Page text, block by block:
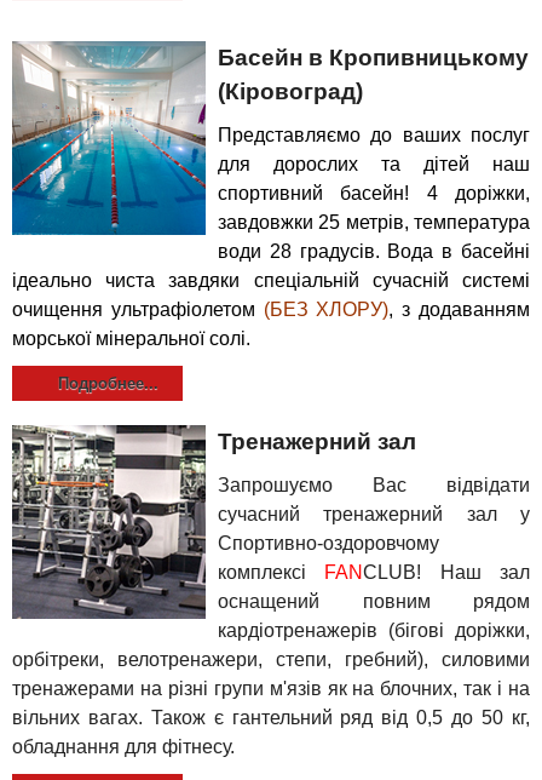
Басейн в Кропивницькому
(Кіровоград)
Представляємо до ваших послуг
для дорослих та дітей наш
спортивний басейн! 4 доріжки,
завдовжки 25 метрів, температура
води 28 градусів. Вода в басейні
ідеально чиста завдяки спеціальній сучасній системі
очищення ультрафіолетом (БЕЗ ХЛОРУ), з додаванням
морської мінеральної солі.
Подробнее...
Тренажерний зал
Запрошуємо Вас відвідати
сучасний тренажерний зал у
Спортивно-оздоровчому
комплексі FANCLUB! Наш зал
оснащений повним рядом
кардіотренажерів (бігові доріжки,
орбітреки, велотренажери, степи, гребний), силовими
тренажерами на різні групи м'язів як на блочних, так і на
вільних вагах. Також є гантельний ряд від 0,5 до 50 кг,
обладнання для фітнесу.